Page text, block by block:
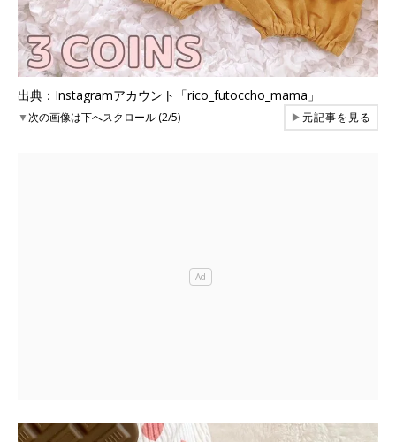
出典：Instagramアカウント「rico_futoccho_mama」
▼次の画像は下へスクロール (2/5) ▶元記事を見る